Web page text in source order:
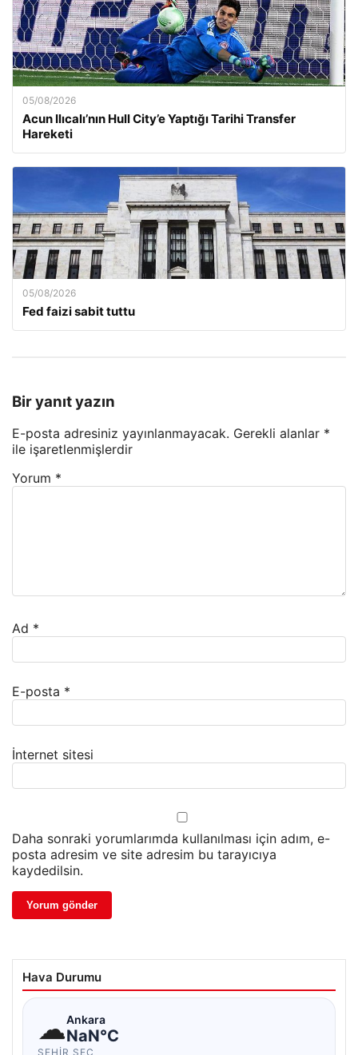
05/08/2026
Acun Ilıcalı’nın Hull City’e Yaptığı Tarihi Transfer
Hareketi
05/08/2026
Fed faizi sabit tuttu
Bir yanıt yazın
E-posta adresiniz yayınlanmayacak. Gerekli alanlar *
ile işaretlenmişlerdir
Yorum *
Ad *
E-posta *
İnternet sitesi
Daha sonraki yorumlarımda kullanılması için adım, e-
posta adresim ve site adresim bu tarayıcıya
kaydedilsin.
Hava Durumu
☁Ankara
NaN°C
ŞEHIR SEÇ